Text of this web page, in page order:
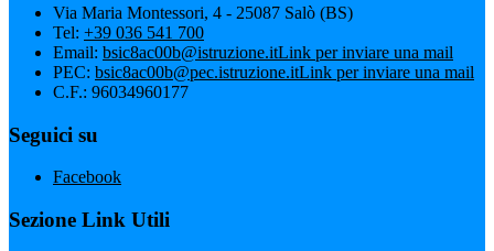
Via Maria Montessori, 4 - 25087 Salò (BS)
Tel: +39 036 541 700
Email: bsic8ac00b@istruzione.itLink per inviare una mail
PEC: bsic8ac00b@pec.istruzione.itLink per inviare una mail
C.F.: 96034960177
Seguici su
Facebook
Sezione Link Utili